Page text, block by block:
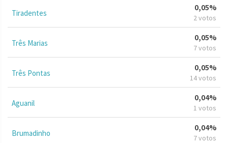
Tiradentes
0,05%
2 votos
Três Marias
0,05%
7 votos
Três Pontas
0,05%
14 votos
Aguanil
0,04%
1 votos
Brumadinho
0,04%
7 votos